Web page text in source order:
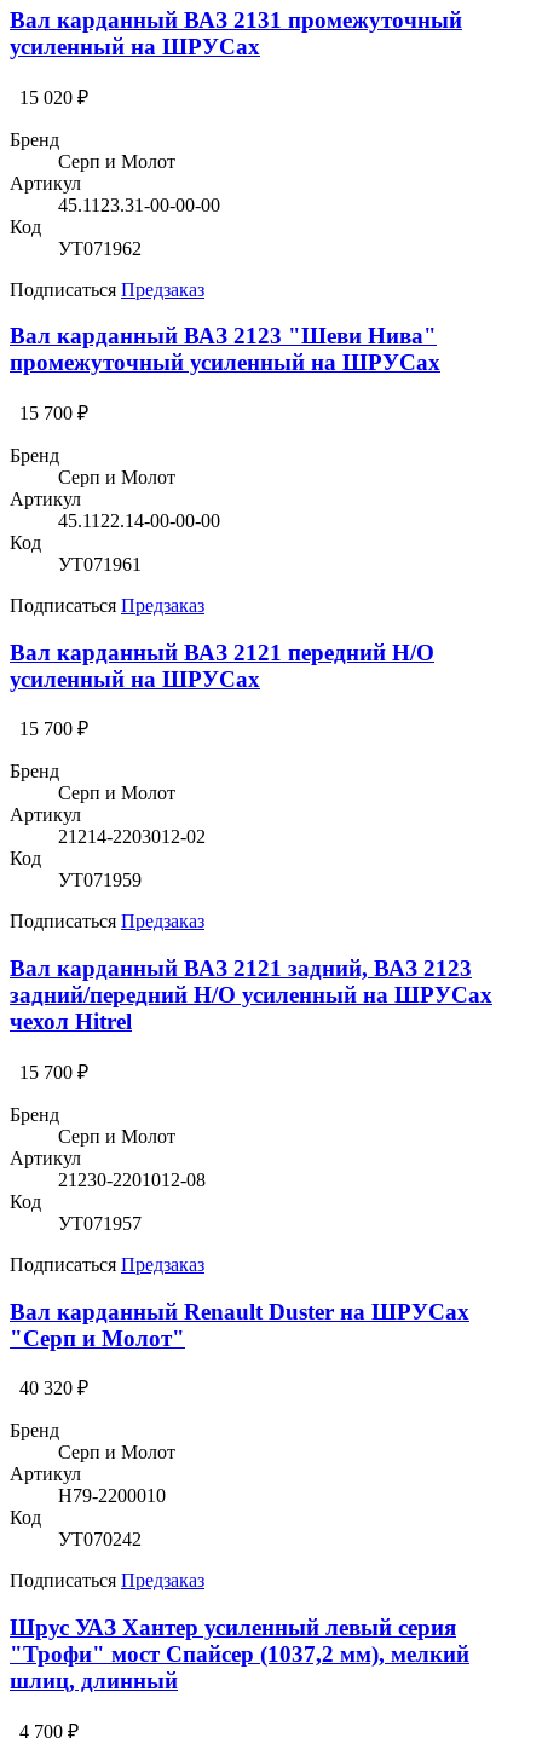
Вал карданный ВАЗ 2131 промежуточный
усиленный на ШРУСах
15 020 ₽
Бренд
Серп и Молот
Артикул
45.1123.31-00-00-00
Код
УТ071962
Подписаться Предзаказ
Вал карданный ВАЗ 2123 "Шеви Нива"
промежуточный усиленный на ШРУСах
15 700 ₽
Бренд
Серп и Молот
Артикул
45.1122.14-00-00-00
Код
УТ071961
Подписаться Предзаказ
Вал карданный ВАЗ 2121 передний Н/О
усиленный на ШРУСах
15 700 ₽
Бренд
Серп и Молот
Артикул
21214-2203012-02
Код
УТ071959
Подписаться Предзаказ
Вал карданный ВАЗ 2121 задний, ВАЗ 2123
задний/передний Н/О усиленный на ШРУСах
чехол Hitrel
15 700 ₽
Бренд
Серп и Молот
Артикул
21230-2201012-08
Код
УТ071957
Подписаться Предзаказ
Вал карданный Renault Duster на ШРУСах
"Серп и Молот"
40 320 ₽
Бренд
Серп и Молот
Артикул
H79-2200010
Код
УТ070242
Подписаться Предзаказ
Шрус УАЗ Хантер усиленный левый серия
"Трофи" мост Спайсер (1037,2 мм), мелкий
шлиц, длинный
4 700 ₽